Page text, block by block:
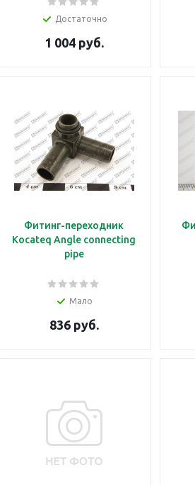
Достаточно
1 004 руб.
Фитинг-переходник
Kocateq Angle connecting
pipe
Мало
836 руб.